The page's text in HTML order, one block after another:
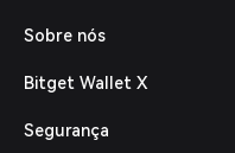
Español (Latinoamérica)
Italiano
Deutsch
Sobre nós
Bitget Wallet X
Segurança